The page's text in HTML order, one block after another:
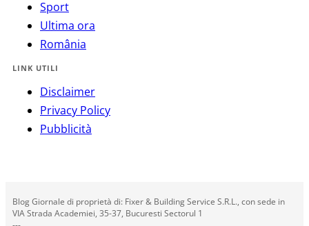
Sport
Ultima ora
România
LINK UTILI
Disclaimer
Privacy Policy
Pubblicità
Blog Giornale di proprietà di: Fixer & Building Service S.R.L., con sede in
VIA Strada Academiei, 35-37, Bucuresti Sectorul 1